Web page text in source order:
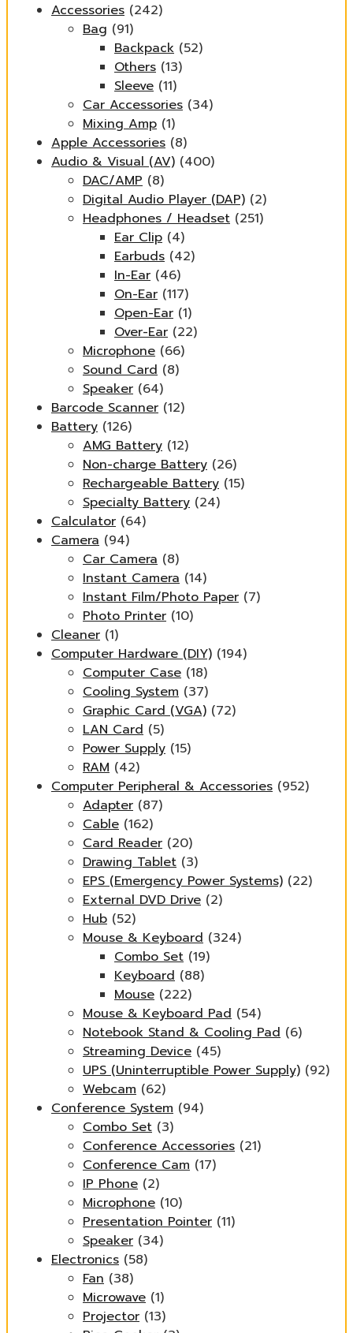
Accessories (242)
Bag (91)
Backpack (52)
Others (13)
Sleeve (11)
Car Accessories (34)
Mixing Amp (1)
Apple Accessories (8)
Audio & Visual (AV) (400)
DAC/AMP (8)
Digital Audio Player (DAP) (2)
Headphones / Headset (251)
Ear Clip (4)
Earbuds (42)
In-Ear (46)
On-Ear (117)
Open-Ear (1)
Over-Ear (22)
Microphone (66)
Sound Card (8)
Speaker (64)
Barcode Scanner (12)
Battery (126)
AMG Battery (12)
Non-charge Battery (26)
Rechargeable Battery (15)
Specialty Battery (24)
Calculator (64)
Camera (94)
Car Camera (8)
Instant Camera (14)
Instant Film/Photo Paper (7)
Photo Printer (10)
Cleaner (1)
Computer Hardware (DIY) (194)
Computer Case (18)
Cooling System (37)
Graphic Card (VGA) (72)
LAN Card (5)
Power Supply (15)
RAM (42)
Computer Peripheral & Accessories (952)
Adapter (87)
Cable (162)
Card Reader (20)
Drawing Tablet (3)
EPS (Emergency Power Systems) (22)
External DVD Drive (2)
Hub (52)
Mouse & Keyboard (324)
Combo Set (19)
Keyboard (88)
Mouse (222)
Mouse & Keyboard Pad (54)
Notebook Stand & Cooling Pad (6)
Streaming Device (45)
UPS (Uninterruptible Power Supply) (92)
Webcam (62)
Conference System (94)
Combo Set (3)
Conference Accessories (21)
Conference Cam (17)
IP Phone (2)
Microphone (10)
Presentation Pointer (11)
Speaker (34)
Electronics (58)
Fan (38)
Microwave (1)
Projector (13)